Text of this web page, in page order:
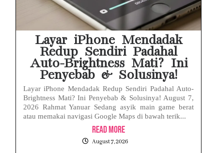
Baterai Apple Watch Cepat Boros? Ini Penyebab dan Cara Mengatasinya
HP Huawei Cepat Panas? Ini Penyebab Utama dan Cara Mengatasinya
Layar iPhone Mendadak
Redup Sendiri Padahal
Auto-Brightness Mati? Ini
Penyebab & Solusinya!
Layar iPhone Mendadak Redup Sendiri Padahal Auto-
Brightness Mati? Ini Penyebab & Solusinya! August 7,
2026 Rahmat Yanuar Sedang asyik main game berat
atau memakai navigasi Google Maps di bawah terik...
Read More
August 7, 2026